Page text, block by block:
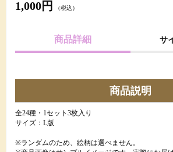
1,000円 （税込）
商品詳細 サ
商品説明
全24種・1セット3枚入り
サイズ：L版
※ランダムのため、絵柄は選べません。